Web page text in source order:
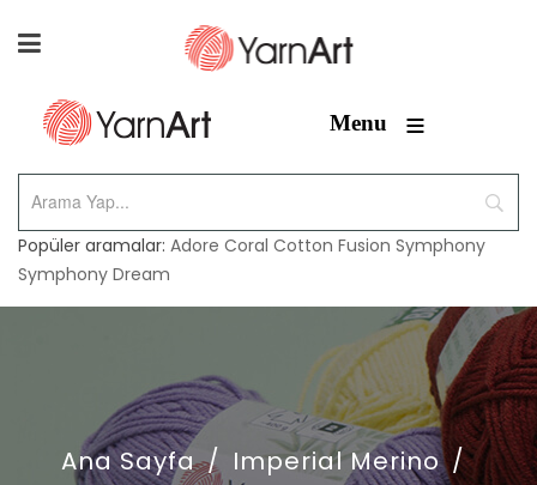
Menu ≡
Popüler aramalar: Adore Coral Cotton Fusion Symphony
Symphony Dream
Ana Sayfa / Imperial Merino /